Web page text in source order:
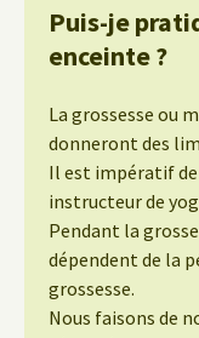
Puis-je
enceinte ?
La grossesse ou
donneront des
Il est impératif
instructeur de
Pendant la
dépendent de la
grossesse.
Nous faisons de